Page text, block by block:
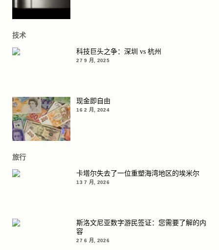
技术
科技巨头之争：深圳 vs 杭州
27 9 月, 2025
现金即自由
16 2 月, 2024
旅行
卡塔尔失去了一位重塑海湾地区的埃米尔
13 7 月, 2026
斯洛文尼亚数字游民签证：您需要了解的内
容
27 6 月, 2026